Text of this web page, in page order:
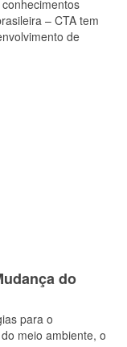
– CTA tem
de
do
para o
meio ambiente, o